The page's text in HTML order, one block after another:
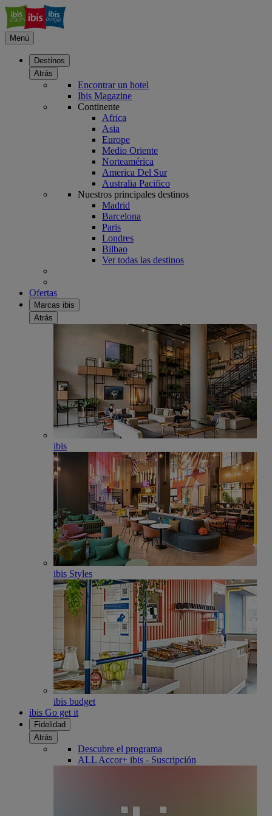
Menú
Destinos
Atrás
Encontrar un hotel
Ibis Magazine
Continente
Africa
Asia
Europe
Medio Oriente
Norteamérica
America Del Sur
Australia Pacifico
Nuestros principales destinos
Madrid
Barcelona
Paris
Londres
Bilbao
Ver todas las destinos
Ofertas
Marcas ibis
Atrás
ibis
ibis Styles
ibis budget
ibis Go get it
Fidelidad
Atrás
Descubre el programa
ALL Accor+ ibis - Suscripción